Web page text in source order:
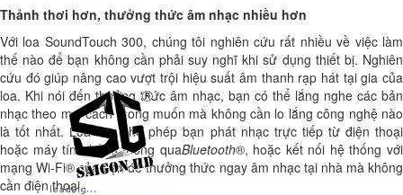
Thảnh thơi hơn, thưởng thức âm nhạc nhiều hơn
Với loa SoundTouch 300, chúng tôi nghiên cứu rất nhiều về việc làm
thế nào để bạn không cần phải suy nghĩ khi sử dụng thiết bị. Nghiên
cứu đó giúp nâng cao vượt trội hiệu suất âm thanh rạp hát tại gia của
loa. Khi nói đến thưởng thức âm nhạc, bạn có thể lắng nghe các bản
nhạc theo mọi cách mong muốn mà không cần lo lắng công nghệ nào
là tốt nhất. Loa này cho phép bạn phát nhạc trực tiếp từ điện thoại
hoặc máy tính bảng thông quaBluetooth®, hoặc kết nối hệ thống với
mạng Wi-Fi® của bạn để thưởng thức ngay âm nhạc tại nhà mà không
cần điện thoại.